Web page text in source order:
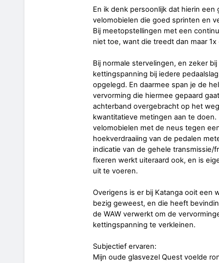
En ik denk persoonlijk dat hierin
velomobielen die goed sprinten en
Bij meetopstellingen met een
niet toe, want die treedt dan maar
Bij normale stervelingen, en zeker
kettingspanning bij iedere
opgelegd. En daarmee span je de
vervorming die hiermee gepaard
achterband overgebracht op het
kwantitatieve metingen aan te
velomobielen met de neus tegen
hoekverdraaiing van de pedalen
indicatie van de gehele
fixeren werkt uiteraard ook, en is
uit te voeren.
Overigens is er bij Katanga ooit
bezig geweest, en die heeft
de WAW verwerkt om de
kettingspanning te verkleinen.
Subjectief ervaren:
Mijn oude glasvezel Quest voelde